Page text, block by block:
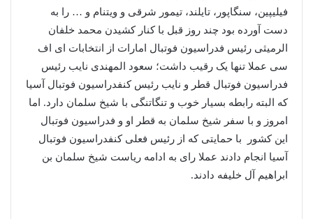
فیلیپین، سنگاپور، تایلند، تیمور شرقی و ویتنام و … را به
دست آورده بود چند روز قبل با کنار کشیدن محمد خلفان
الرمیثی رئیس فدراسیون فوتبال امارات از انتخابات ای اف
سی عملا تنها یک رقیب داشت؛ سعود المهندی نایب رئیس
فدراسیون فوتبال قطر و نایب رئیس کنفدراسیون فوتبال آسیا
که البته رابطه بسیار خوب و تنگاتنگی با شیخ سلمان دارد. اما
امروز و با سفر شیخ سلمان به قطر او و فدراسیون فوتبال
این کشور با حمایتی که از رئیس فعلی کنفدراسیون فوتبال
آسیا انجام دادند عملا رای به ادامه ریاست شیخ سلمان بن
ابراهیم آل خلیفه دادند.